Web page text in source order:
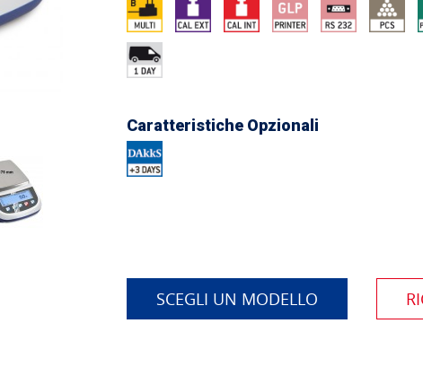
Caratteristiche Opzionali
SCEGLI UN MODELLO